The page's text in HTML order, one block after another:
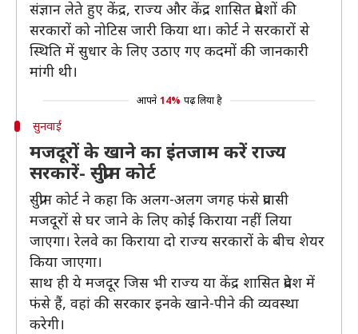
संज्ञान लेते हुए केंद्र, राज्य और केंद्र शासित प्रदेशों की
सरकारों को नोटिस जारी किया था। कोर्ट ने सरकारों से
स्थिति में सुधार के लिए उठाए गए कदमों की जानकारी
मांगी थी।
आपने 14% पढ़ लिया है
सुनवाई
मजदूरों के खाने का इंतजाम करें राज्य
सरकारें- सुप्रीम कोर्ट
सुप्रीम कोर्ट ने कहा कि अलग-अलग जगह फंसे प्रवासी
मजदूरों से घर जाने के लिए कोई किराया नहीं लिया
जाएगा। रेलवे का किराया दो राज्य सरकारों के बीच शेयर
किया जाएगा।
साथ ही ये मजदूर जिस भी राज्य या केंद्र शासित प्रदेश में
फंसे हैं, वहां की सरकार इनके खाने-पीने की व्यवस्था
करेगी।